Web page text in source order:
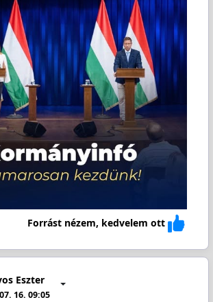
Forrást nézem, kedvelem ott
Eszter
16. 09:05